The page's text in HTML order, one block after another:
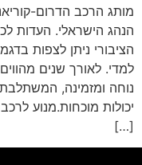
מותג הרכב הדרום-
הנהג הישראלי. העדות
הציבורי ניתן לצפות
למדי. לאורך שנים
נוחה ומזמינה,
יכולות מוכחות.מנוע
[…]